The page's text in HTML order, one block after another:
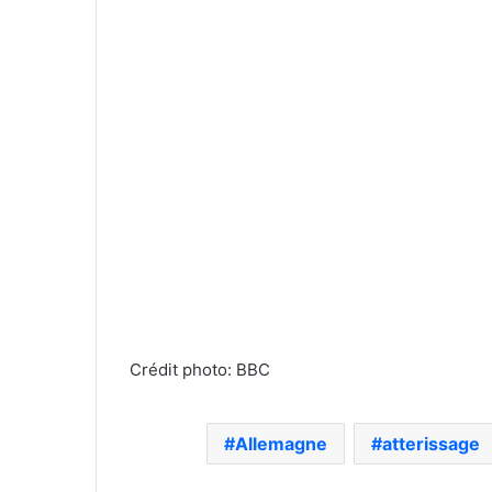
Crédit photo: BBC
Allemagne atterissage